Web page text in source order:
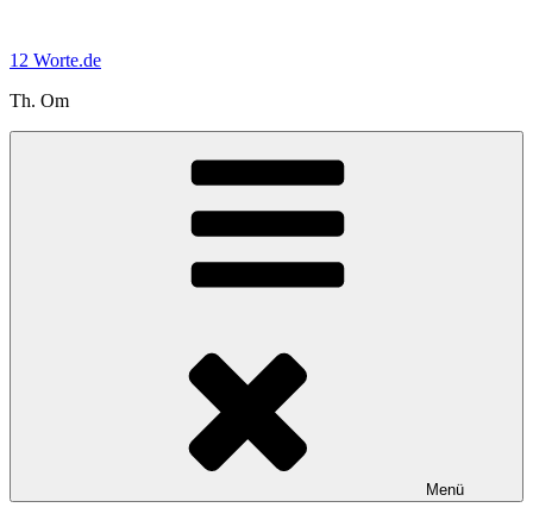
springen
12 Worte.de
Th. Om
Menü